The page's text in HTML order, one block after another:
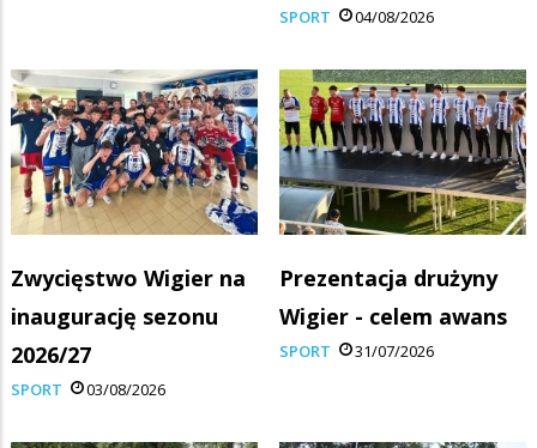
SPORT 04/08/2026
Zwycięstwo Wigier na
inaugurację sezonu
2026/27
SPORT 03/08/2026
Prezentacja drużyny
Wigier - celem awans
SPORT 31/07/2026